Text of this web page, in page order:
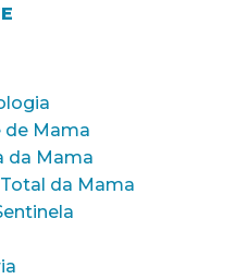
Mama
da Mama
da Mama